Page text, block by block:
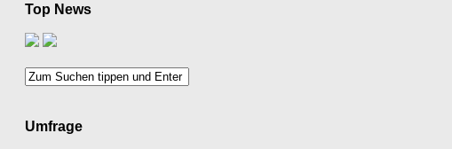
Top News
Umfrage